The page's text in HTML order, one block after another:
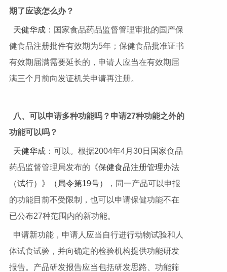
期了应该怎么办？
天健华成：国家食品药品监督管理审批的国产保
健食品注册批件有效期为5年；保健食品批准证书
有效期届满需要延长的，申请人应当在有效期届
满三个月前向发证机关申请再注册。
八、可以申请多种功能吗？申请27种功能之外的
功能可以吗？
天健华成：可以。根据2004年4月30日国家食品
药品监督管理局发布的 《保健食品注册管理办法
（试行）》（局令第19号）
，同一产品可以申报
的功能目前不受限制，也可以申请保健功能不在
已公布27种范围内的新功能。
申请新功能，申请人应当自行进行动物试验和人
体试食试验，并向确定的检验机构提供功能研发
报告。产品研发报告应当包括研发思路、功能筛